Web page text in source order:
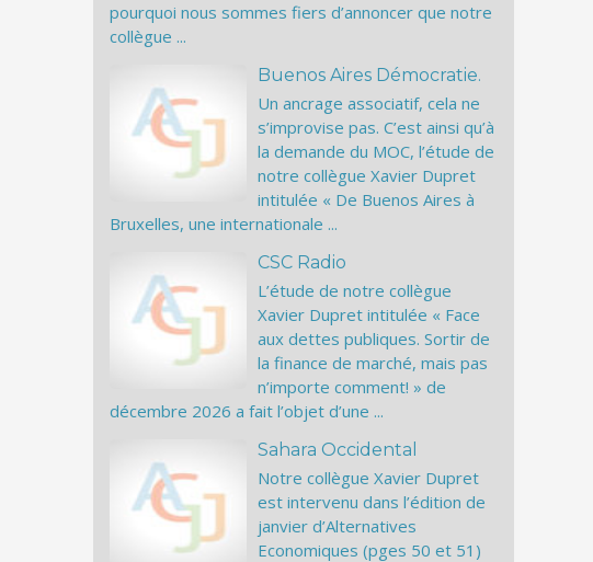
pourquoi nous sommes fiers d’annoncer que notre
collègue ...
Buenos Aires Démocratie.
Un ancrage associatif, cela ne
s’improvise pas. C’est ainsi qu’à
la demande du MOC, l’étude de
notre collègue Xavier Dupret
intitulée « De Buenos Aires à
Bruxelles, une internationale ...
CSC Radio
L’étude de notre collègue
Xavier Dupret intitulée « Face
aux dettes publiques. Sortir de
la finance de marché, mais pas
n’importe comment! » de
décembre 2026 a fait l’objet d’une ...
Sahara Occidental
Notre collègue Xavier Dupret
est intervenu dans l’édition de
janvier d’Alternatives
Economiques (pges 50 et 51)